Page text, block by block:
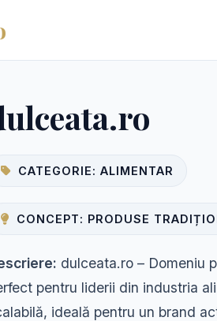
CATEGORIE: ALIMENTAR
CONCEPT: PRODUSE
dulceata.ro – Domeniu
pentru liderii din industria
ideală pentru un brand